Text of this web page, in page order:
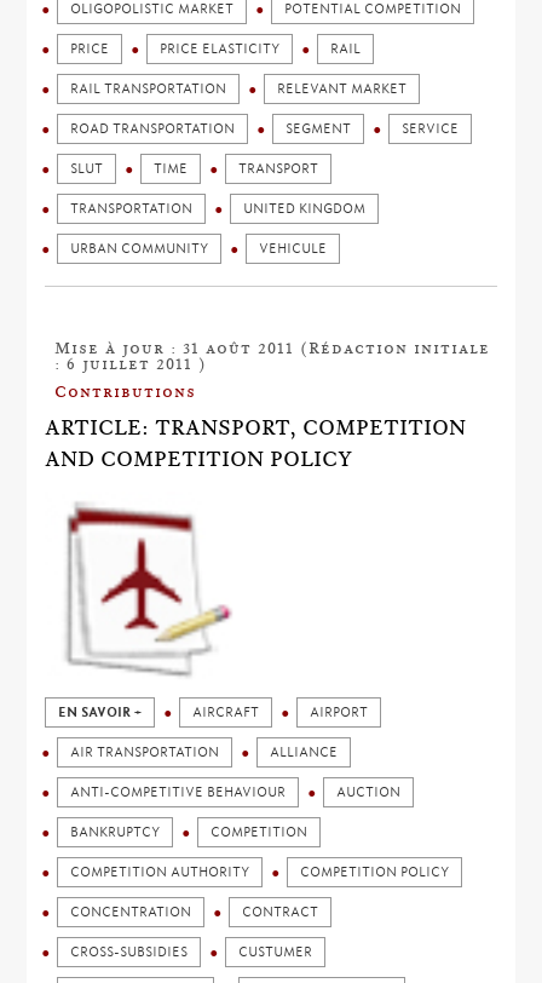
OLIGOPOLISTIC MARKET POTENTIAL COMPETITION
PRICE PRICE ELASTICITY RAIL
RAIL TRANSPORTATION RELEVANT MARKET
ROAD TRANSPORTATION SEGMENT SERVICE
SLUT TIME TRANSPORT
TRANSPORTATION UNITED KINGDOM
URBAN COMMUNITY VEHICULE
Mise à jour : 31 août 2011 (Rédaction initiale
: 6 juillet 2011 )
Contributions
ARTICLE: TRANSPORT, COMPETITION
AND COMPETITION POLICY
EN SAVOIR + AIRCRAFT AIRPORT
AIR TRANSPORTATION ALLIANCE
ANTI-COMPETITIVE BEHAVIOUR AUCTION
BANKRUPTCY COMPETITION
COMPETITION AUTHORITY COMPETITION POLICY
CONCENTRATION CONTRACT
CROSS-SUBSIDIES CUSTUMER